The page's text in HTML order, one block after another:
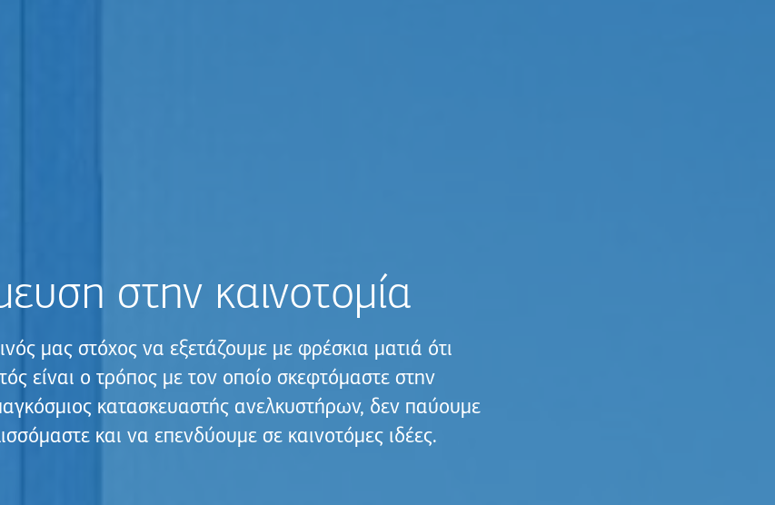
στην καινοτομία
μας στόχος να εξετάζουμε με φρέσκια ματιά ότι
είναι ο τρόπος με τον οποίο σκεφτόμαστε στην
κατασκευαστής ανελκυστήρων, δεν παύουμε
και να επενδύουμε σε καινοτόμες ιδέες.